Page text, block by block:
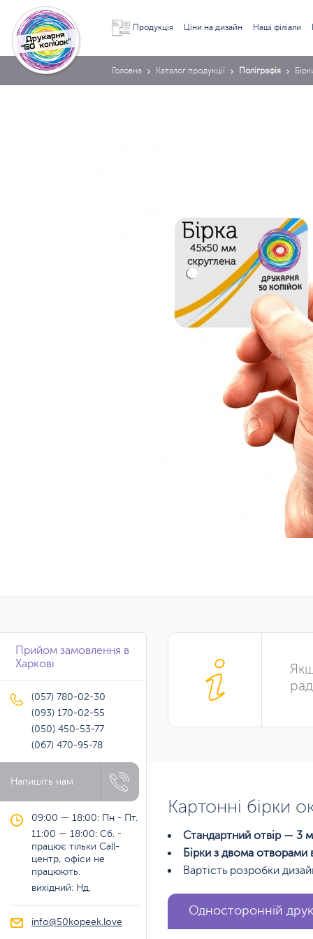
Продукція Ціни на дизайн Наші філіали
Головна Каталог продукції Поліграфія
Картонні бірки
Стандартний отвір — 3
Бірки з двома
Вартість розробки
Односторонній друк
Прийом замовлення в
Харкові
(057) 780-02-30
(093) 170-02-55
(050) 450-53-77
(067) 470-95-78
Напишіть нам
09:00 — 18:00: Пн - Пт.
11:00 — 18:00: Сб. -
працює тільки Call-
центр, офіси не
працюють.
вихідний: Нд.
info@50kopeek.love